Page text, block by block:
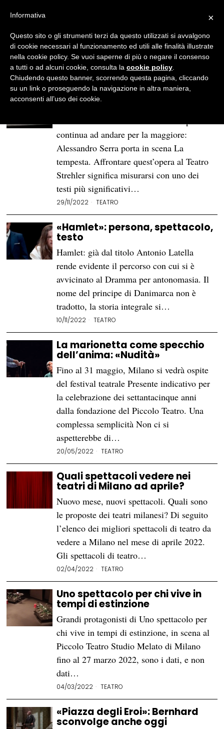
BROWSE TAG
Piccolo Teatro di Milano-
Page 2
Immaginando «La tempesta»
continua ad andare per la maggiore:
Alessandro Serra porta in scena La
tempesta. Affrontare quest’opera al Teatro
Strehler significa misurarsi con uno dei
testi più significativi…
29/11/2022 TEATRO
«Hamlet»: persona, spettacolo,
testo
Hamlet: già dal titolo Antonio Latella
rende evidente il percorso con cui si è
avvicinato al Dramma per antonomasia. Il
nome del principe di Danimarca non è
tradotto, la storia integrale si…
10/11/2022 TEATRO
La marionetta come specchio
dell’anima: «Nudità»
Fino al 31 maggio, Milano si vedrà ospite
del festival teatrale Presente indicativo per
la celebrazione dei settantacinque anni
dalla fondazione del Piccolo Teatro. Una
complessa semplicità Non ci si
aspetterebbe di…
20/05/2022 TEATRO
Quali spettacoli vedere nei
teatri di Milano ad aprile?
Nuovo mese, nuovi spettacoli. Quali sono
le proposte dei teatri milanesi? Di seguito
l’elenco dei migliori spettacoli di teatro da
vedere a Milano nel mese di aprile 2022.
Gli spettacoli di teatro…
02/04/2022 TEATRO
Uno spettacolo per chi vive in
tempi di estinzione
Grandi protagonisti di Uno spettacolo per
chi vive in tempi di estinzione, in scena al
Piccolo Teatro Studio Melato di Milano
fino al 27 marzo 2022, sono i dati, e non
dati…
04/03/2022 TEATRO
«Piazza degli Eroi»: Bernhard
sconvolge anche oggi
×
Informativa
Questo sito o gli strumenti terzi da questo utilizzati si avvalgono
di cookie necessari al funzionamento ed utili alle finalità illustrate
nella cookie policy. Se vuoi saperne di più o negare il consenso
a tutti o ad alcuni cookie, consulta la cookie policy
Chiudendo questo banner, scorrendo questa pagina, cliccando
su un link o proseguendo la navigazione in altra maniera,
acconsenti all’uso dei cookie.